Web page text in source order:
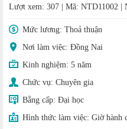
Lượt xem: 307 Mã: NTD11002
Mức lương: Thoả thuận
Nơi làm việc: Đồng Nai
Kinh nghiệm: 5 năm
Chức vụ: Chuyên gia
Bằng cấp: Đại học
Hình thức làm việc: Giờ hành